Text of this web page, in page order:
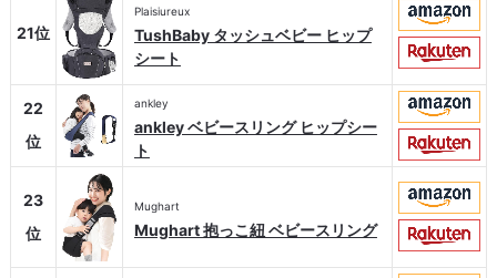
21位
Plaisiureux
TushBaby タッシュベビー ヒップ
シート
22
位
ankley
ankley ベビースリング ヒップシー
ト
23
位
Mughart
Mughart 抱っこ紐 ベビースリング